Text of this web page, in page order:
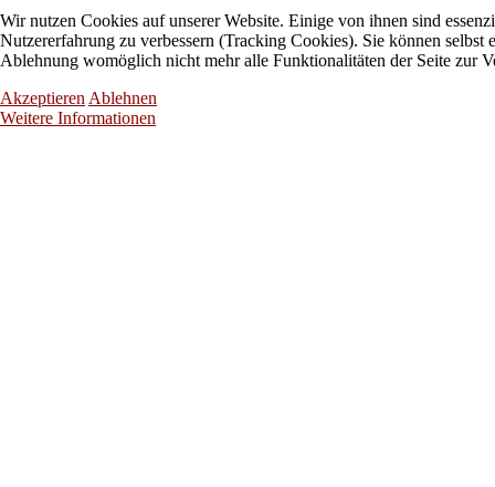
Wir nutzen Cookies auf unserer Website. Einige von ihnen sind
Nutzererfahrung zu verbessern (Tracking Cookies). Sie können selbst
Ablehnung womöglich nicht mehr alle Funktionalitäten der Seite zur
Akzeptieren Ablehnen
Weitere Informationen